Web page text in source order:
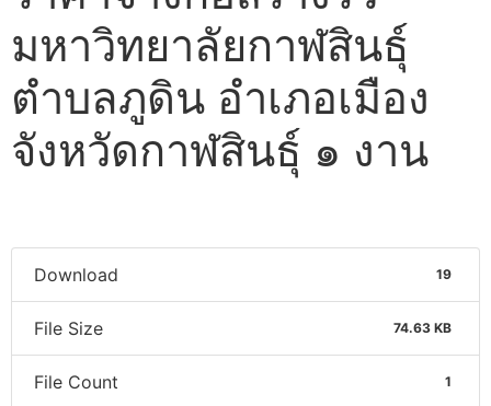
มหาวิทยาลัยกาฬสินธุ์
ตำบลภูดิน อำเภอเมือง
จังหวัดกาฬสินธุ์ ๑ งาน
Download 19
File Size 74.63 KB
File Count 1